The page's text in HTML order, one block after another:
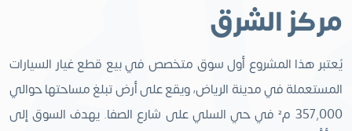
مركز الشرق
يُعتبر هذا المشروع أول سوق متخصص في بيع قطع غيار السيارات
المستعملة في مدينة الرياض، ويقع على أرض تبلغ مساحتها حوالي
357,000 م² في حي السلي على شارع الصفا. يهدف السوق إلى